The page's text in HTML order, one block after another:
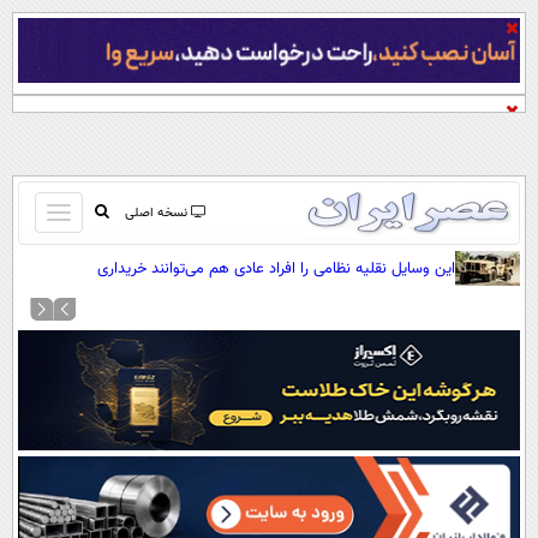
نسخه اصلی
باز
و
کردن
صفحه اول
آرشیو
نظرسنجی
آب و هوا
اوقات شرعی
سواد زندگی
این وسایل نقلیه نظامی را افراد عادی هم می‌توانند خریداری